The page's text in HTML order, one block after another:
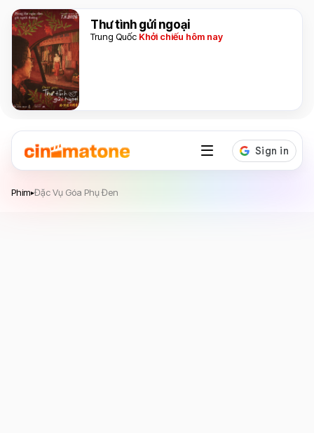
Thư tình gửi ngoại
Trung Quốc Khởi chiếu hôm nay
Phim▸Đặc Vụ Góa Phụ Đen